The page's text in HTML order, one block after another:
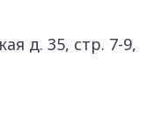
д. 35, стр. 7-9,